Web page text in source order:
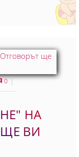
0
НА
ВИ